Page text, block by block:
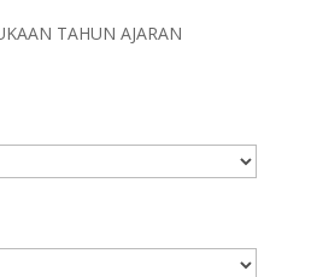
TAHUN AJARAN